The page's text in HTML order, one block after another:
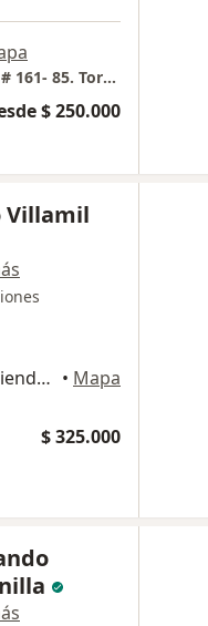
Fundación Cardioinfantil Carrera 13B # 161- 85. Torre i consultorio 1007
$ 250.000
Villamil
Calle 114 #6a-92. Lc D402. C.C. Hacienda Santa Barbara, Bogotá • Mapa
$ 325.000